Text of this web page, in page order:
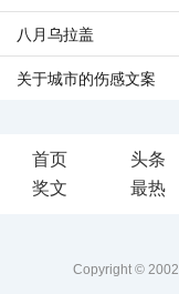
八月乌拉盖
关于城市的伤感文案
首页 头条
奖文
最热
Copyright ©